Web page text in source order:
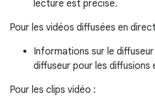
lecture est précise.
Pour les vidéos diffusées en
Informations sur le diffuseur
diffuseur pour les diffusions
Pour les clips vidéo :